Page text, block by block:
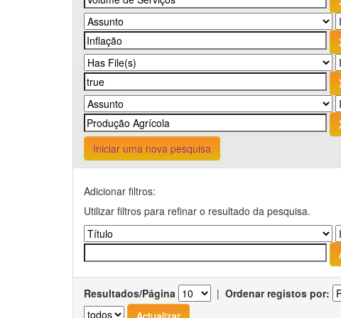
Iniciar uma nova pesquisa
Adicionar filtros:
Utilizar filtros para refinar o resultado da pesquisa.
Resultados/Página | Ordenar registos por: